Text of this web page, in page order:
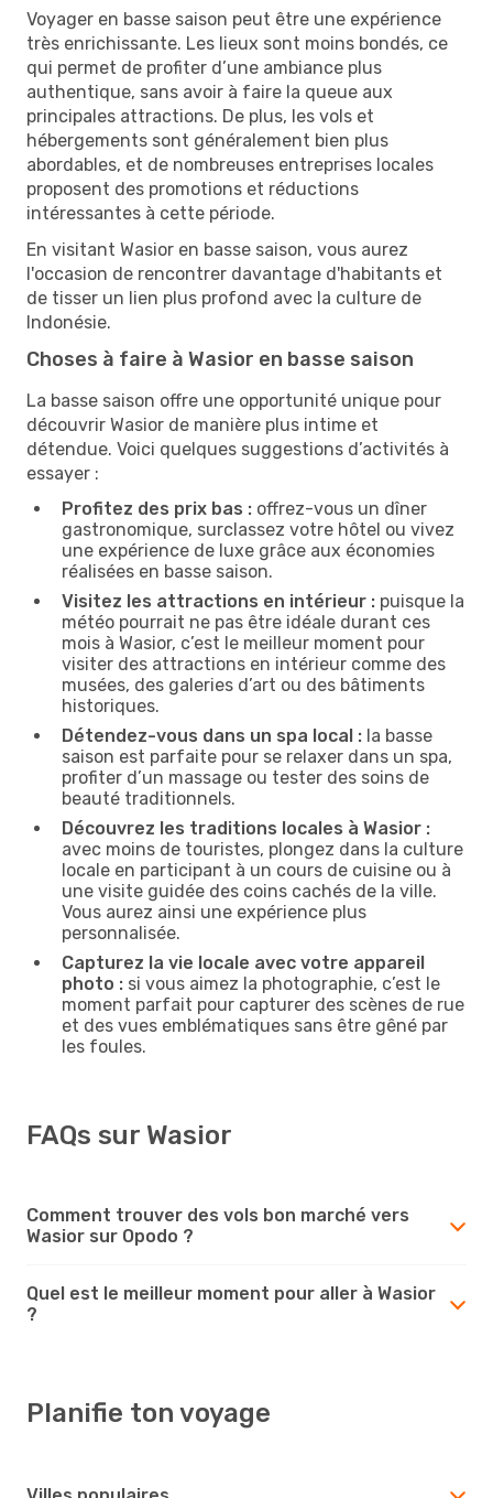
Voyager en basse saison peut être une expérience
très enrichissante. Les lieux sont moins bondés, ce
qui permet de profiter d’une ambiance plus
authentique, sans avoir à faire la queue aux
principales attractions. De plus, les vols et
hébergements sont généralement bien plus
abordables, et de nombreuses entreprises locales
proposent des promotions et réductions
intéressantes à cette période.
En visitant Wasior en basse saison, vous aurez
l'occasion de rencontrer davantage d'habitants et
de tisser un lien plus profond avec la culture de
Indonésie.
Choses à faire à Wasior en basse saison
La basse saison offre une opportunité unique pour
découvrir Wasior de manière plus intime et
détendue. Voici quelques suggestions d’activités à
essayer :
Profitez des prix bas : offrez-vous un dîner
gastronomique, surclassez votre hôtel ou vivez
une expérience de luxe grâce aux économies
réalisées en basse saison.
Visitez les attractions en intérieur : puisque la
météo pourrait ne pas être idéale durant ces
mois à Wasior, c’est le meilleur moment pour
visiter des attractions en intérieur comme des
musées, des galeries d’art ou des bâtiments
historiques.
Détendez-vous dans un spa local : la basse
saison est parfaite pour se relaxer dans un spa,
profiter d’un massage ou tester des soins de
beauté traditionnels.
Découvrez les traditions locales à Wasior :
avec moins de touristes, plongez dans la culture
locale en participant à un cours de cuisine ou à
une visite guidée des coins cachés de la ville.
Vous aurez ainsi une expérience plus
personnalisée.
Capturez la vie locale avec votre appareil
photo : si vous aimez la photographie, c’est le
moment parfait pour capturer des scènes de rue
et des vues emblématiques sans être gêné par
les foules.
FAQs sur Wasior
Comment trouver des vols bon marché vers
Wasior sur Opodo ?
Quel est le meilleur moment pour aller à Wasior
?
Planifie ton voyage